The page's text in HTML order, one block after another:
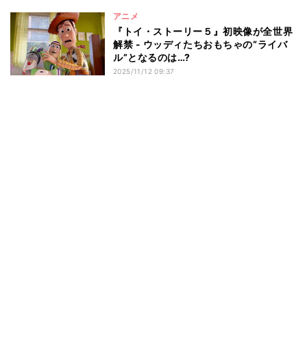
アニメ
『トイ・ストーリー５』初映像が全世界
解禁 - ウッディたちおもちゃの“ライバ
ル”となるのは…?
2025/11/12 09:37